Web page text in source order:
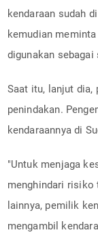
kendaraan sudah
kemudian
digunakan
Saat itu, lanjut dia,
penindakan.
kendaraannya di
"Untuk menjaga
menghindari risiko
lainnya, pemilik
mengambil